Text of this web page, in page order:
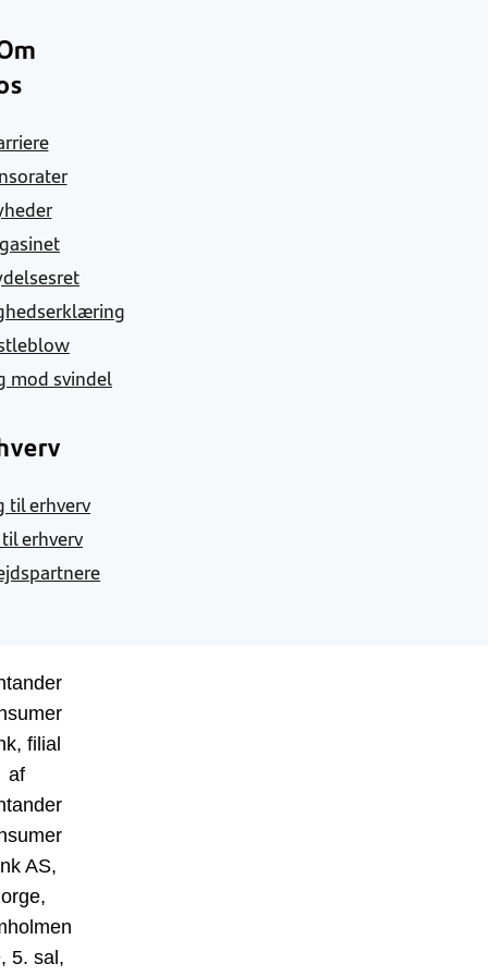
mod svindel
til erhverv
erhverv
filial
af
AS,
5. sal,